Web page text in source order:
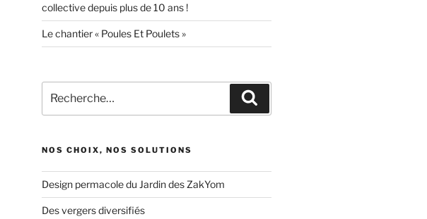
collective depuis plus de 10 ans !
Le chantier « Poules Et Poulets »
pour
:
NOS CHOIX, NOS SOLUTIONS
Design permacole du Jardin des ZakYom
Des vergers diversifiés